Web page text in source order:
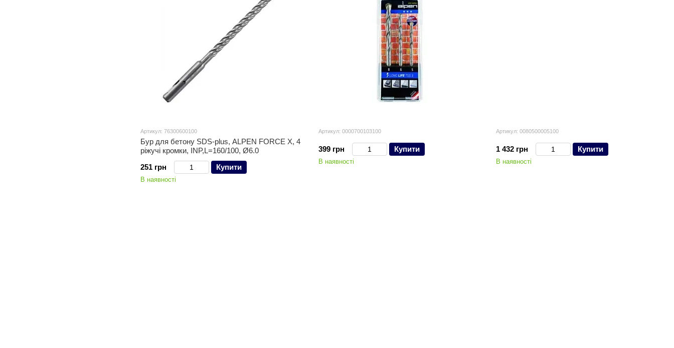
Артикул: 76300600100
Бур для бетону SDS-plus, ALPEN FORCE X, 4
ріжучі кромки, INP,L=160/100, Ø6.0
251 грн
Купити
В наявності
Артикул: 0000700103100
399 грн Купити
В наявності
Артикул: 0080500005100
1 432 грн Купити
В наявності